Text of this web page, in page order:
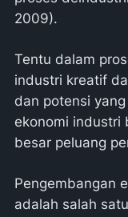
2009).
Tentu dalam
industri kreatif
dan potensi
ekonomi industri
besar peluang
Pengembangan
adalah salah